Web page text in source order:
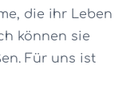
die ihr Leben
können sie
Für uns ist